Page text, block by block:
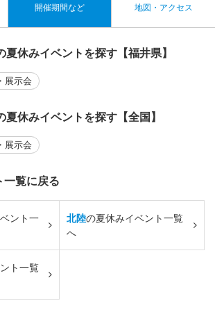
開催期間など 地図・アクセス
夏休みイベントを探す【福井県】
展示会
夏休みイベントを探す【全国】
展示会
一覧に戻る
ント一
北陸の夏休みイベント一覧
へ
ト一覧